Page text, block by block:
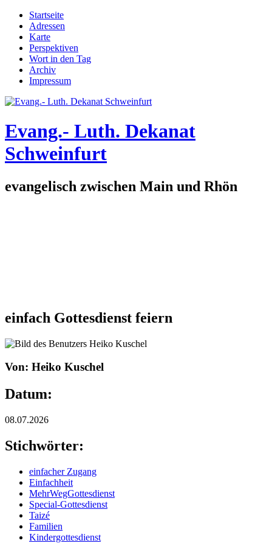
Direkt zum Inhalt
Hauptmenü
Startseite
Adressen
Karte
Perspektiven
Wort in den Tag
Archiv
Impressum
Evang.- Luth. Dekanat
Schweinfurt
evangelisch zwischen Main und Rhön
einfach Gottesdienst feiern
Von: Heiko Kuschel
Datum:
08.07.2026
Stichwörter:
einfacher Zugang
Einfachheit
MehrWegGottesdienst
Special-Gottesdienst
Taizé
Familien
Kindergottesdienst